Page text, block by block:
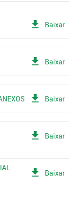
get_app Baixar
get_app Baixar
get_app Baixar
get_app Baixar
get_app Baixar